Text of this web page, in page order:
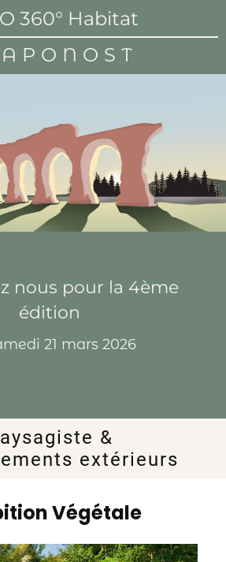
360° Habitat
nous pour la 4ème
édition
21 mars 2026
&
extérieurs
Végétale